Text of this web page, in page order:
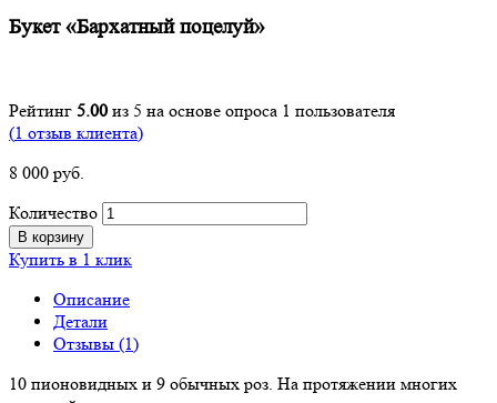
Букет «Бархатный поцелуй»
Рейтинг 5.00 из 5 на основе опроса 1 пользователя
(1 отзыв клиента)
8 000 руб.
Количество
В корзину
Купить в 1 клик
Описание
Детали
Отзывы (1)
10 пионовидных и 9 обычных роз. На протяжении многих